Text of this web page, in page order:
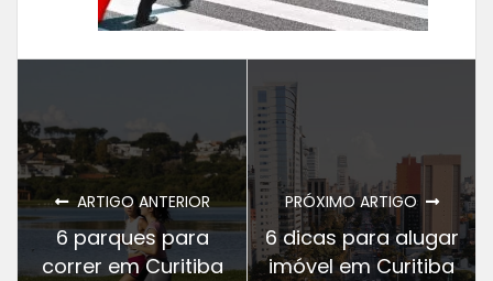
ARTIGO ANTERIOR
6 parques para
correr em Curitiba
PRÓXIMO ARTIGO
6 dicas para alugar
imóvel em Curitiba